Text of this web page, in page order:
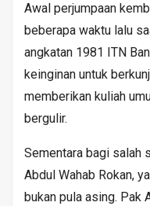
Awal perjumpaan
beberapa waktu lalu
angkatan 1981 ITN
keinginan untuk
memberikan kuliah
bergulir.
Sementara bagi salah
Abdul Wahab Rokan,
bukan pula asing. Pak